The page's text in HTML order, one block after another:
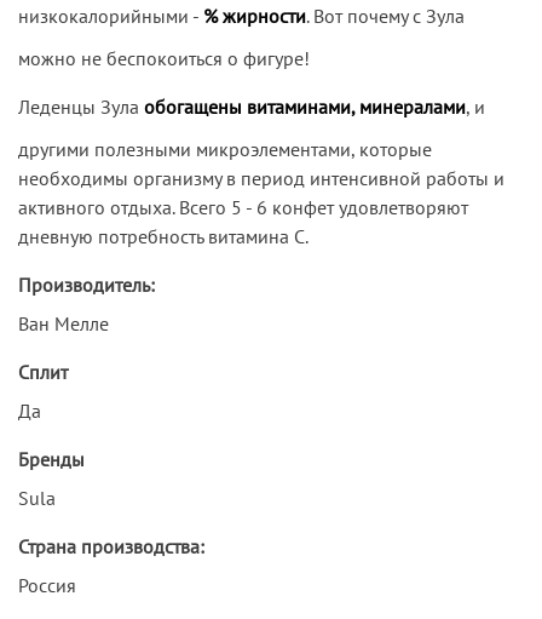
низкокалорийными - % жирности. Вот почему с Зула
можно не беспокоиться о фигуpе!
Леденцы Зула обогащены витаминами, минералами, и
другими полезными микроэлементами, которые
необходимы организму в период интенсивной работы и
активного отдыха. Всего 5 - 6 конфет удовлетворяют
дневную потребность витамина С.
Производитель:
Ван Мелле
Сплит
Да
Бренды
Sula
Страна производства:
Россия